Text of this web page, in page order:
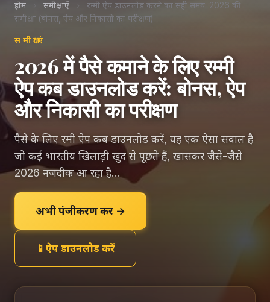
होम समीक्षाएँ
रम्मी ऐप डाउनलोड करने का सही समय: 2026 की
समीक्षा (बोनस, ऐप और निकासी का परीक्षण)
समीक्षाएं
2026 में पैसे कमाने के लिए रम्मी
ऐप कब डाउनलोड करें: बोनस, ऐप
और निकासी का परीक्षण
पैसे के लिए रमी ऐप कब डाउनलोड करें, यह एक ऐसा सवाल है
जो कई भारतीय खिलाड़ी खुद से पूछते हैं, खासकर जैसे-जैसे
2026 नजदीक आ रहा है...
अभी पंजीकरण करें →
📱 ऐप डाउनलोड करें